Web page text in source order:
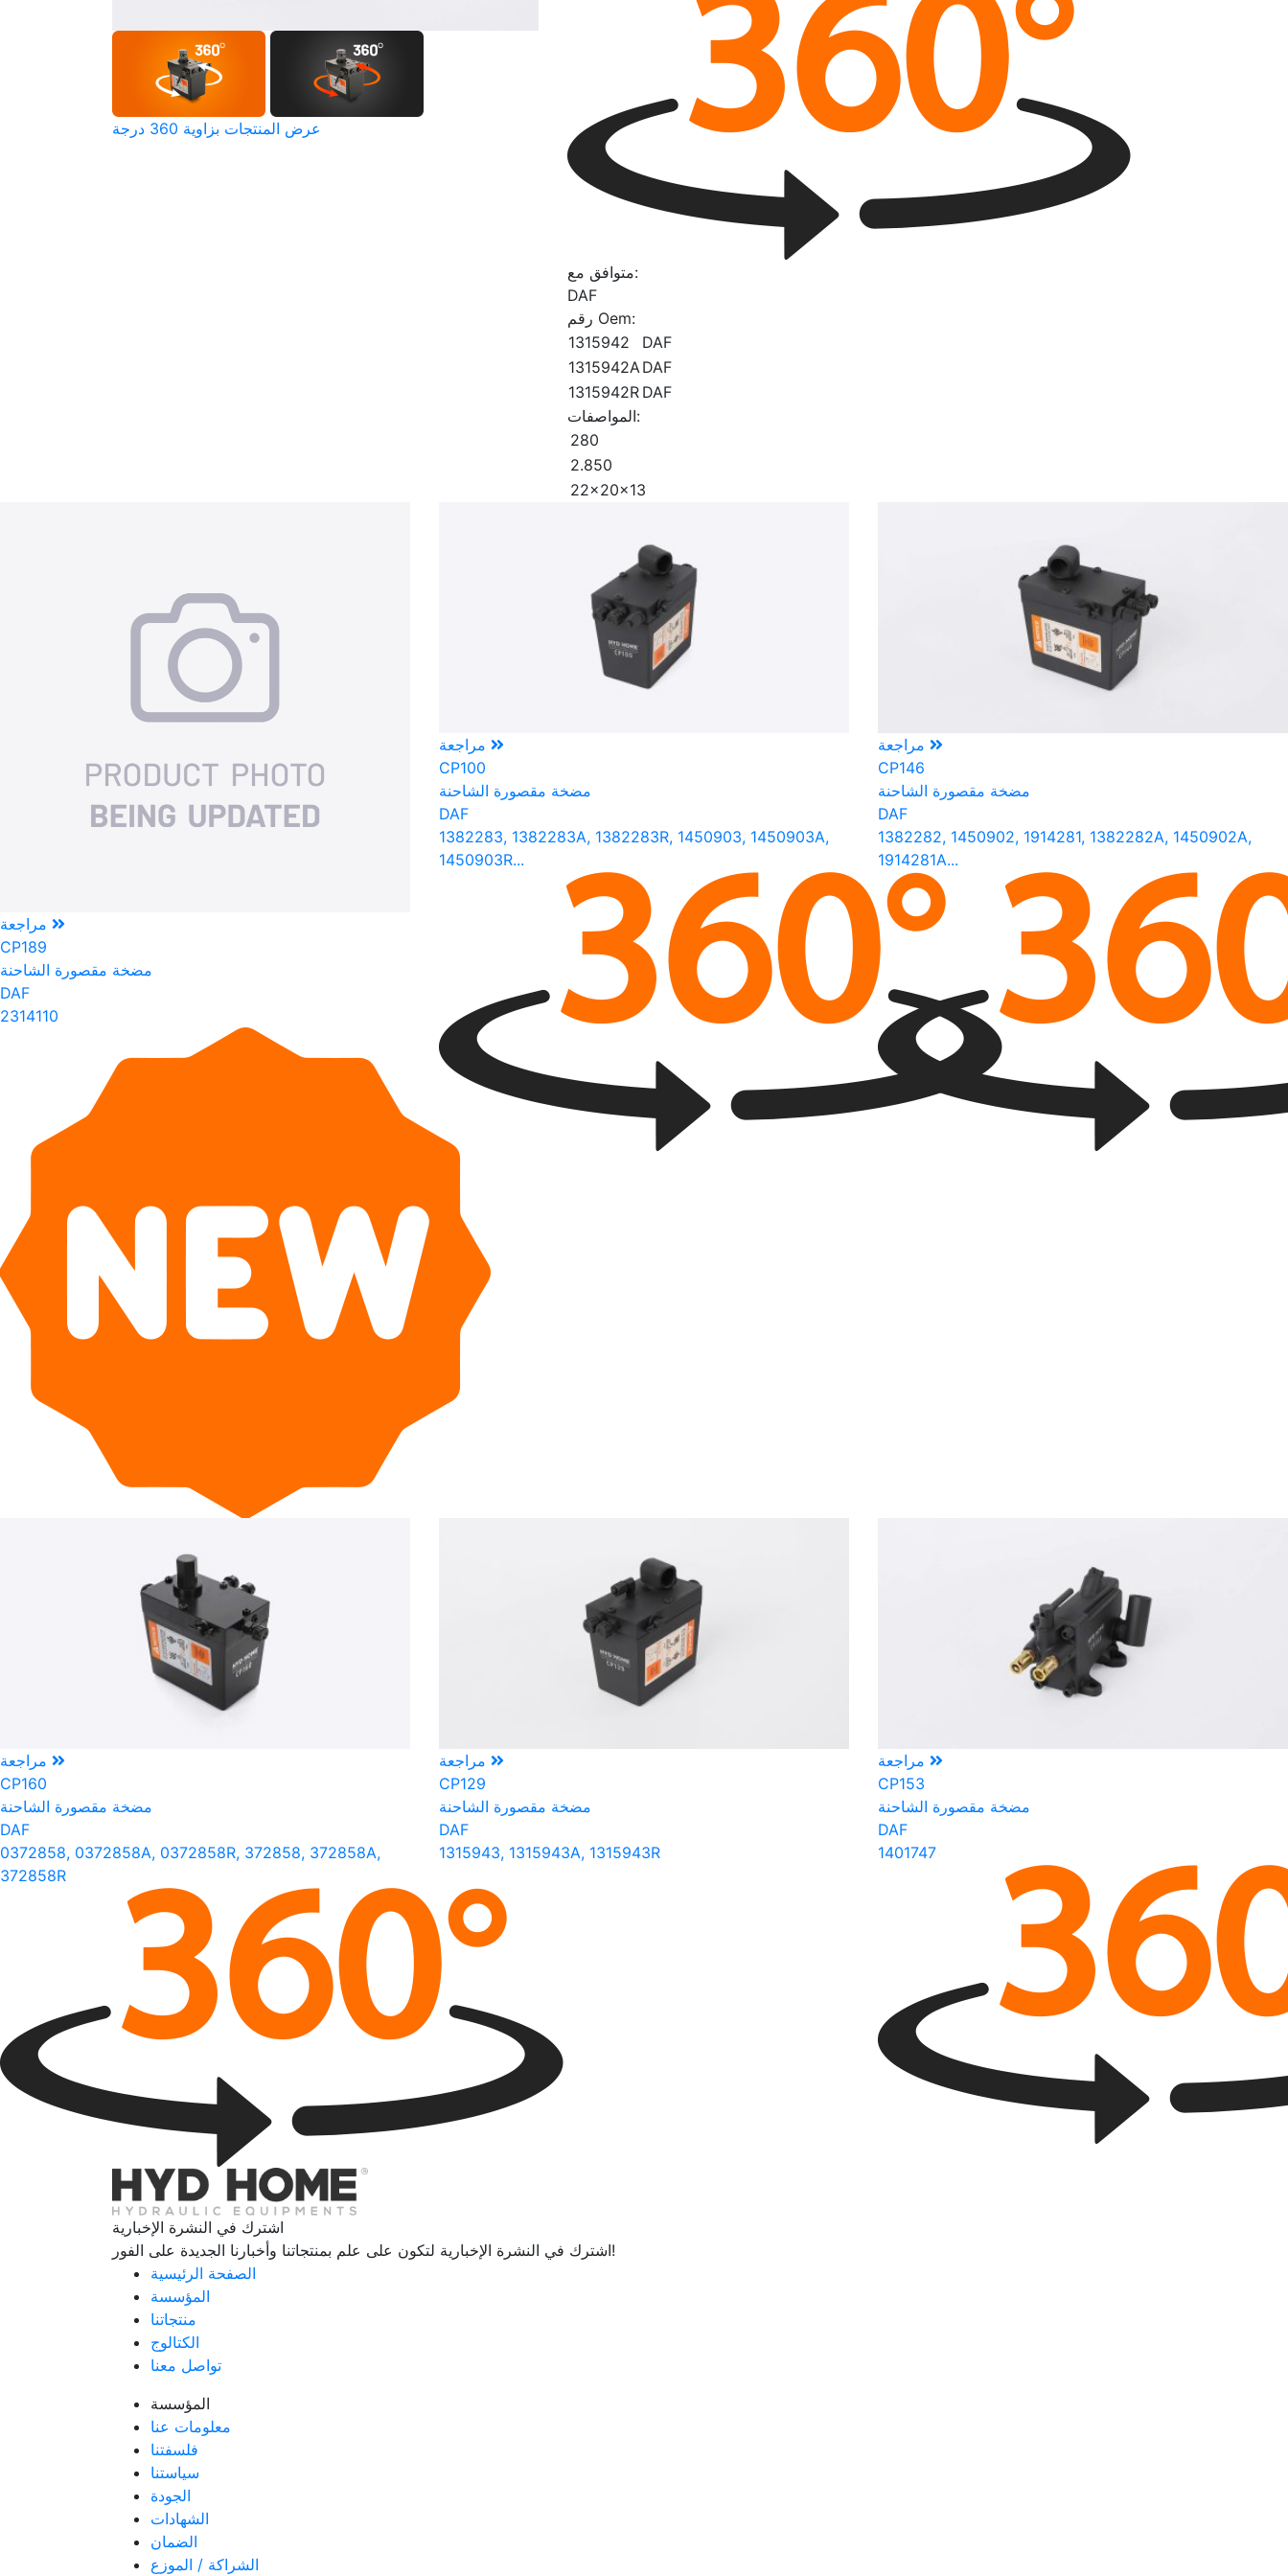
عرض المنتجات بزاوية 360 درجة
متوافق مع:
DAF
رقم Oem:
1315942
DAF
1315942ADAF
1315942R DAF
المواصفات:
280
2.850
22x20x13
مراجعة
CP189
مضخة مقصورة الشاحنة
DAF
2314110
مراجعة
CP100
مضخة مقصورة الشاحنة
DAF
1382283, 1382283A, 1382283R, 1450903, 1450903A,
1450903R...
مراجعة
CP146
مضخة مقصورة الشاحنة
DAF
1382282, 1450902, 1914281, 1382282A, 1450902A,
1914281A...
مراجعة
CP160
مضخة مقصورة الشاحنة
DAF
0372858, 0372858A, 0372858R, 372858, 372858A,
372858R
مراجعة
CP129
مضخة مقصورة الشاحنة
DAF
1315943, 1315943A, 1315943R
مراجعة
CP153
مضخة مقصورة الشاحنة
DAF
1401747
اشترك في النشرة الإخبارية
اشترك في النشرة الإخبارية لتكون على علم بمنتجاتنا وأخبارنا الجديدة على الفور!
الصفحة الرئيسية
المؤسسة
منتجاتنا
الكتالوج
تواصل معنا
المؤسسة
معلومات عنا
فلسفتنا
سياستنا
الجودة
الشهادات
الضمان
الشراكة / الموزع